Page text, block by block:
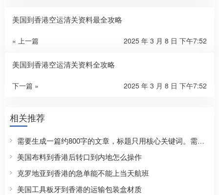
美国到香港空运清关资料最全攻略
« 上一篇 2025 年 3 月 8 日 下午7:52
美国到香港空运清关资料全攻略
下一篇 » 2025 年 3 月 8 日 下午7:52
相关推荐
需要生成一篇约800字的文章，标题只用核心关键词。需要包含正文，格式要求：标题，三个划线，正文，三个划线。正文需要覆盖SEO长尾方向，自然覆盖价格/流程等。开头段前100字出现核心关键词。使用##二级标题划分3-6个主体章节，每个##标题尽量包含核心词或变体。结尾段可用##总结。内容具体。
美国布料到香港后转口到内地怎么操作
克罗地亚到香港的急单能不能上当天航班
美国工具板牙到香港的运输包装盒材质